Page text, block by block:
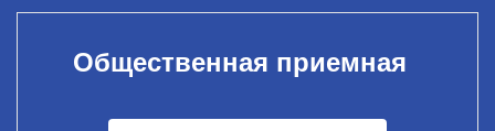
Общественная приемная